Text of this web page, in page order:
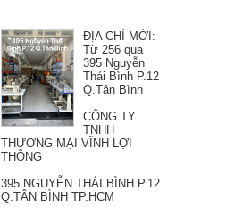
Từ 256 qua
395 Nguyễn
Thái Bình P.12
Q.Tân Bình
CÔNG TY
TNHH
THƯƠNG MẠI VĨNH LỢI
THÔNG
395 NGUYỄN THÁI BÌNH P.12
Q.TÂN BÌNH TP.HCM
Hotline: Mr Hùng 0989501868